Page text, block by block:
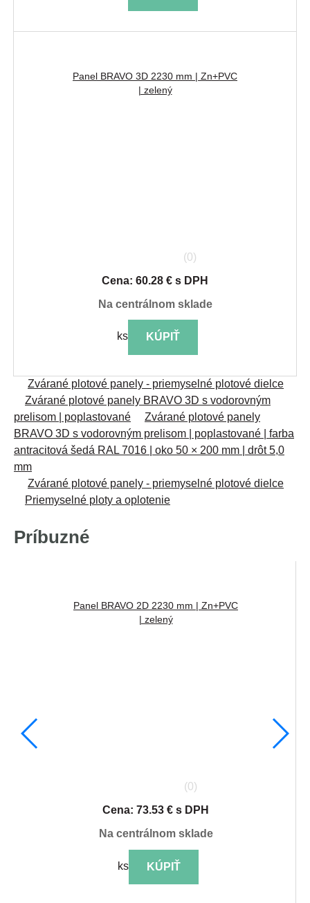
Panel BRAVO 3D 2230 mm | Zn+PVC
| zelený
(0)
Cena: 60.28 € s DPH
na centrálnom sklade
ks KÚPIŤ
Zvárané plotové panely - priemyselné plotové dielce
Zvárané plotové panely BRAVO 3D s vodorovným
prelisom | poplastované
Zvárané plotové panely
BRAVO 3D s vodorovným prelisom | poplastované | farba
antracitová šedá RAL 7016 | oko 50 × 200 mm | drôt 5,0
mm
Zvárané plotové panely - priemyselné plotové dielce
Priemyselné ploty a oplotenie
Príbuzné
Panel BRAVO 2D 2230 mm | Zn+PVC
| zelený
(0)
Cena: 73.53 € s DPH
na centrálnom sklade
ks KÚPIŤ